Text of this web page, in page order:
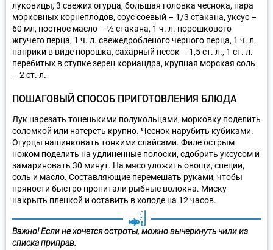
луковицы, 3 свежих огурца, большая головка чеснока, пара
морковных корнеплодов, соус соевый – 1/3 стакана, уксус –
60 мл, постное масло – ½ стакана, 1 ч. л. порошкового
жгучего перца, 1 ч. л. свежедробленого черного перца, 1 ч. л.
паприки в виде порошка, сахарный песок – 1,5 ст. л., 1 ст. л.
перебитых в ступке зерен кориандра, крупная морская соль
– 2 ст. л.
ПОШАГОВЫЙ СПОСОБ ПРИГОТОВЛЕНИЯ БЛЮДА
Лук нарезать тоненькими полукольцами, морковку поделить
соломкой или натереть крупно. Чеснок нарубить кубиками.
Огурцы нашинковать тонкими слайсами. Филе острым
ножом поделить на удлиненные полоски, сдобрить уксусом и
замариновать 30 минут. На мясо уложить овощи, специи,
соль и масло. Составляющие перемешать руками, чтобы
пряности быстро пропитали рыбные волокна. Миску
накрыть пленкой и оставить в холоде на 12 часов.
Важно!Если не хочется остроты, можно вычеркнуть чили из
списка приправ.